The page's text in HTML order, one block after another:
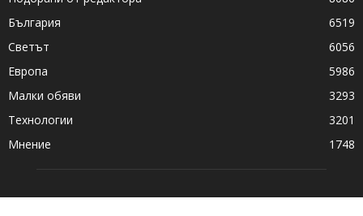
България
6519
Светът
6056
Европа
5986
Малки обяви
3293
Технологии
3201
Мнение
1748